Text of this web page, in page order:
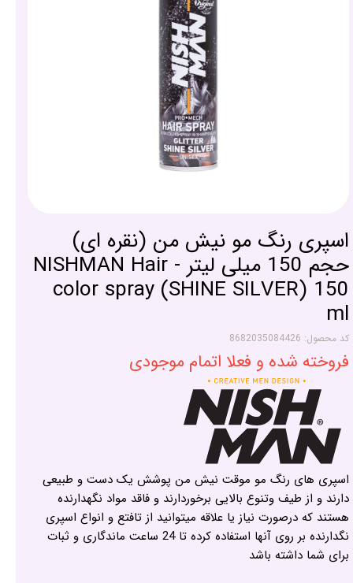
اسپری رنگ مو نیش من (نقره ای)
حجم 150 میلی لیتر - NISHMAN Hair
color spray (SHINE SILVER) 150
ml
کد محصول: 8682035084426
فروخته شده و فعلا اتمام موجودی
اسپری های رنگ مو موقت نیش من پوشش یک دست و طبیعی
دارند و از طیف وتنوع بالایی برخوردارند و فاقد مواد نگهدارنده
هستند که درصورت نیاز یا علاقه میتوانید از تافتع و انواع اسپری
نگدارنده بر روی آنها استفاده کرده تا 24 ساعت ماندگاری و ثبات
برای شما داشته باشد